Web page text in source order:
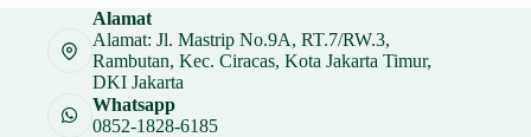
Alamat
Alamat: Jl. Mastrip No.9A, RT.7/RW.3,
Rambutan, Kec. Ciracas, Kota Jakarta Timur,
DKI Jakarta
Whatsapp
0852-1828-6185